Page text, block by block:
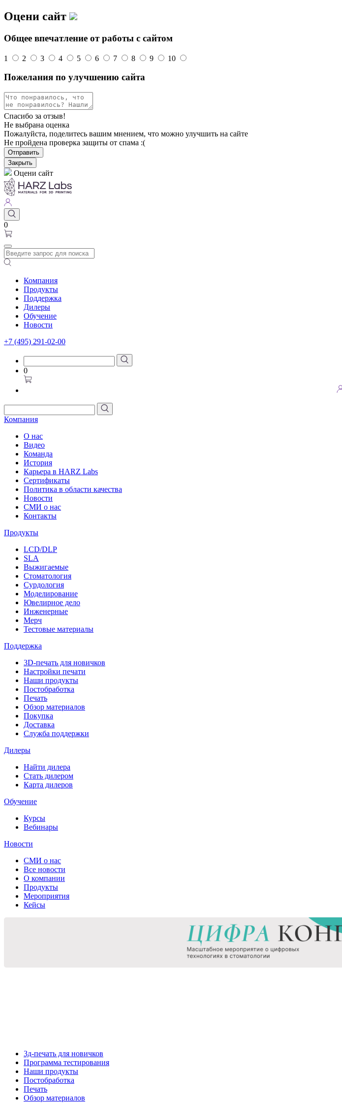
Оцени сайт
Общее впечатление от работы с сайтом
1 2 3 4 5 6 7 8 9 10
Пожелания по улучшению сайта
Спасибо за отзыв!
Не выбрана оценка
Пожалуйста, поделитесь вашим мнением, что можно улучшить на сайте
Не пройдена проверка защиты от спама :(
Отправить
Закрыть
Оцени сайт
0
Компания
Продукты
Поддержка
Дилеры
Обучение
Новости
+7 (495) 291-02-00
0
Компания
О нас
Видео
Команда
История
Карьера в HARZ Labs
Сертификаты
Политика в области качества
Новости
СМИ о нас
Контакты
Продукты
LCD/DLP
SLA
Выжигаемые
Стоматология
Сурдология
Моделирование
Ювелирное дело
Инженерные
Мерч
Тестовые материалы
Поддержка
3D-печать для новичков
Настройки печати
Наши продукты
Постобработка
Печать
Обзор материалов
Покупка
Доставка
Служба поддержки
Дилеры
Найти дилера
Cтать дилером
Карта дилеров
Обучение
Курсы
Вебинары
Новости
СМИ о нас
Все новости
О компании
Продукты
Мероприятия
Кейсы
3д-печать для новичков
Программа тестирования
Наши продукты
Постобработка
Печать
Обзор материалов